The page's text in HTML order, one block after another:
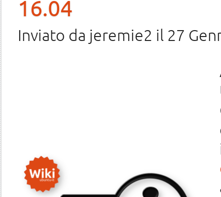
16.04
Inviato da jeremie2 il 27